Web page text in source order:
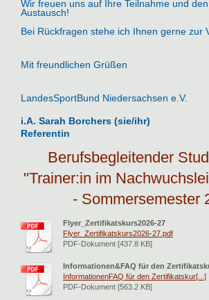
Wir freuen uns auf Ihre Teilnahme und
Austausch!
Bei Rückfragen stehe ich Ihnen gerne zur
Mit freundlichen Grüßen
LandesSportBund Niedersachsen e.V.
i.A. Sarah Borchers (sie/ihr)
Referentin
Berufsbegleitender
"Trainer:in im
- Sommersemester
Flyer_Zertifikatskurs2026-27
Flyer_Zertifikatskurs2026-27.pdf
PDF-Dokument [437.8 KB]
Informationen&FAQ für den
InformationenFAQ für den Zertifikatskur[...]
PDF-Dokument [563.2 KB]